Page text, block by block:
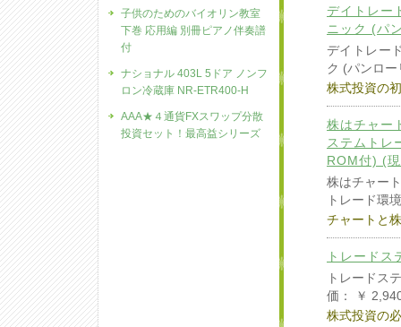
デイトレー
ニック (パ
デイトレー
ク (パンロ
株式投資の
株はチャー
ステムトレ
ROM付) (
株はチャー
トレード環
チャートと
トレード
トレードス
価： ￥
株式投資の
子供のためのバイオリン教室
下巻 応用編 別冊ピアノ伴奏譜
付
ナショナル 403L 5ドア ノンフ
ロン冷蔵庫 NR-ETR400-H
AAA★４通貨FXスワップ分散
投資セット！最高益シリーズ